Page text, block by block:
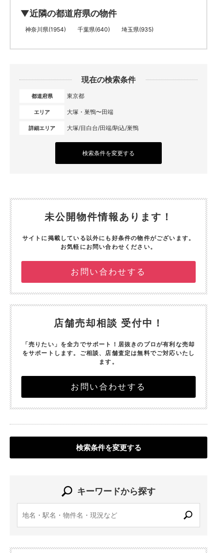
▼近隣の都道府県の物件
神奈川県(1954) 千葉県(640) 埼玉県(935)
現在の検索条件
都道府県 東京都
エリア 大塚・巣鴨〜田端
詳細エリア 大塚/目白台/田端/駒込/巣鴨
検索条件を変更する
未公開物件情報あります！
サイトに掲載している以外にも好条件の物件がございます。
お気軽にお問い合わせください。
お問い合わせする
店舗売却相談 受付中！
「売りたい」を全力でサポート！ 居抜きのプロが有利な売却
をサポートします。 ご相談、店舗査定は無料でご対応いたし
ます。
お問い合わせする
検索条件を変更する
キーワードから探す